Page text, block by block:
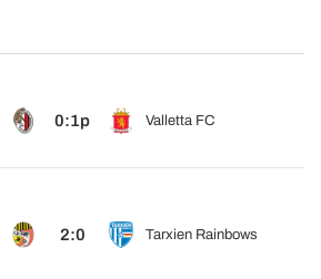
0:1p Valletta FC
2:0 Tarxien Rainbows